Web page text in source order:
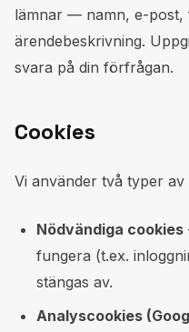
lämnar — namn, e-post,
ärendebeskrivning.
svara på din förfrågan.
Cookies
Vi använder två typer av
Nödvändiga cookies
fungera (t.ex.
stängas av.
Analyscookies